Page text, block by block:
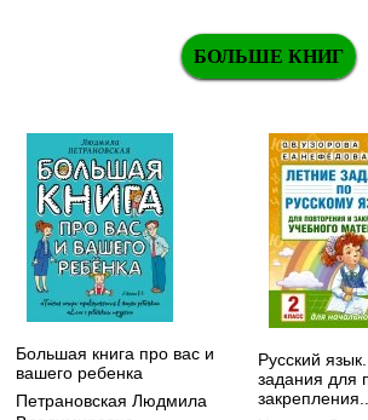
БОЛЬШЕ КНИГ
Большая книга про вас и
вашего ребенка
Петрановская Людмила
Русский
задания для
закрепления...